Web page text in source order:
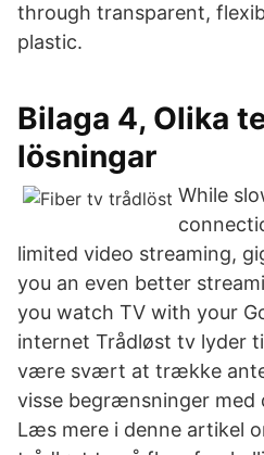
through transparent,
plastic.
Bilaga 4, Olika
lösningar
While
limited video streaming,
you an even better
you watch TV with your
internet Trådløst tv lyder
være svært at trække
visse begrænsninger med
Læs mere i denne artikel